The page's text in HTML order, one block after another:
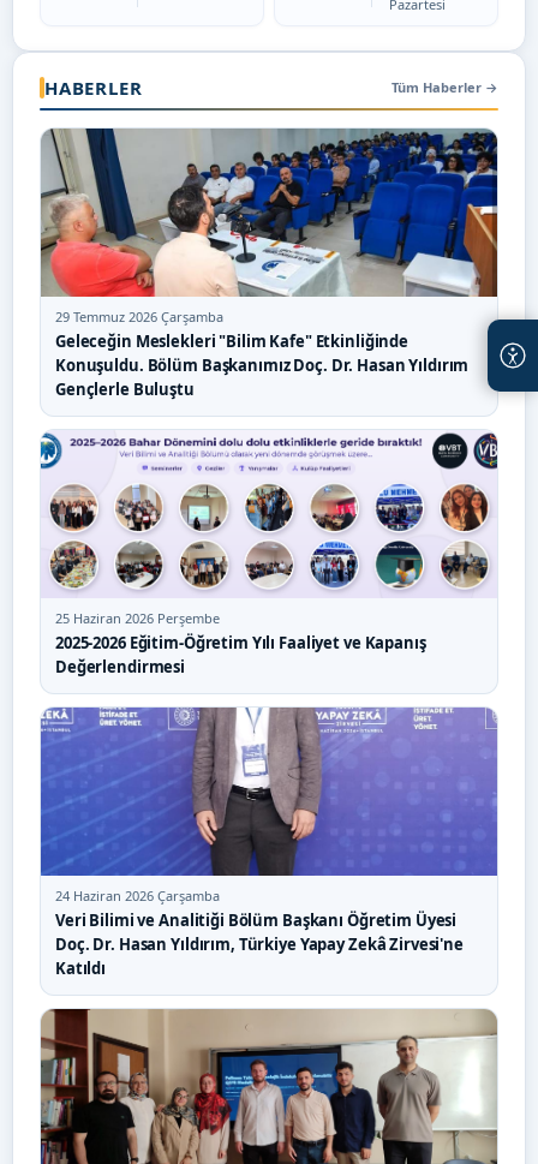
Dönemi
ve Analitiği
Haftalık
Ders
Programı
için
tıklayınız
Pazartesi
HABERLER Tüm Haberler →
29 Temmuz 2026 Çarşamba
Geleceğin Meslekleri "Bilim Kafe" Etkinliğinde
Konuşuldu. Bölüm Başkanımız Doç. Dr. Hasan Yıldırım
Gençlerle Buluştu
25 Haziran 2026 Perşembe
2025-2026 Eğitim-Öğretim Yılı Faaliyet ve Kapanış
Değerlendirmesi
24 Haziran 2026 Çarşamba
Veri Bilimi ve Analitiği Bölüm Başkanı Öğretim Üyesi
Doç. Dr. Hasan Yıldırım, Türkiye Yapay Zekâ Zirvesi'ne
Katıldı